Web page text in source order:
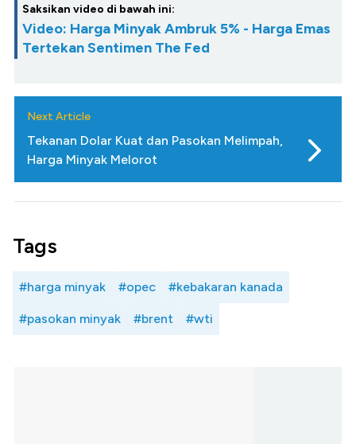
Saksikan video di bawah ini:
Video: Harga Minyak Ambruk 5% - Harga Emas
Tertekan Sentimen The Fed
Next Article
Tekanan Dolar Kuat dan Pasokan Melimpah,
Harga Minyak Melorot
Tags
#harga minyak #opec #kebakaran kanada
#pasokan minyak #brent #wti